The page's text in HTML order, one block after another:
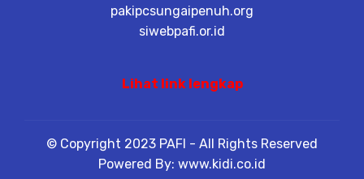
pakipcsungaipenuh.org
siwebpafi.or.id
Lihat link lengkap
© Copyright 2023 PAFI - All Rights Reserved
Powered By: www.kidi.co.id